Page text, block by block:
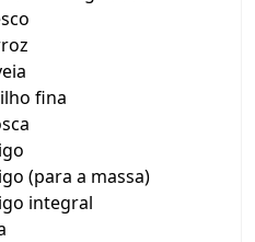
fina
(para a massa)
integral